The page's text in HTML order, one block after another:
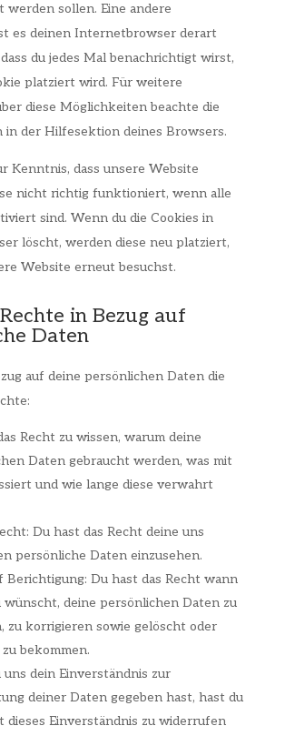
sollen. Eine andere
es deinen Internetbrowser derart
du jedes Mal benachrichtigt wirst,
platziert wird. Für weitere
diese Möglichkeiten beachte die
in der Hilfesektion deines Browsers.
Kenntnis, dass unsere Website
nicht richtig funktioniert, wenn alle
sind. Wenn du die Cookies in
löscht, werden diese neu platziert,
Website erneut besuchst.
in Bezug auf
Daten
auf deine persönlichen Daten die
Recht zu wissen, warum deine
Daten gebraucht werden, was mit
und wie lange diese verwahrt
Du hast das Recht deine uns
persönliche Daten einzusehen.
Berichtigung: Du hast das Recht wann
wünscht, deine persönlichen Daten zu
zu korrigieren sowie gelöscht oder
bekommen.
uns dein Einverständnis zur
deiner Daten gegeben hast, hast du
dieses Einverständnis zu widerrufen